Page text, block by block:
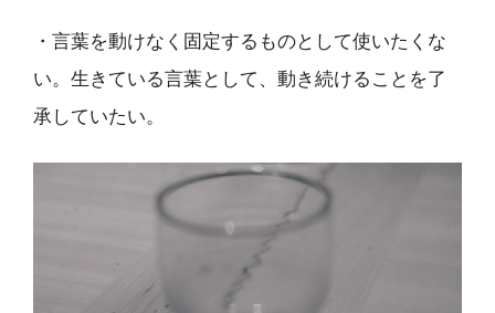
・言葉を動けなく固定するものとして使いたくな
い。生きている言葉として、動き続けることを了
承していたい。